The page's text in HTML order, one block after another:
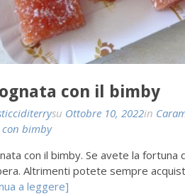
con il bimby
su Ottobre 10, 2022in
bimby
con il bimby. Se avete la
Altrimenti potete sempre
a leggere]